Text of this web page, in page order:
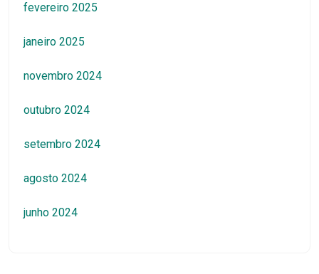
fevereiro 2025
janeiro 2025
novembro 2024
outubro 2024
setembro 2024
agosto 2024
junho 2024